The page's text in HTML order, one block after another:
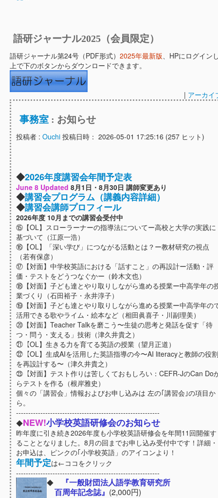
語研ジャーナル2025（会員限定）
語研ジャーナル第24号（PDF形式） 2025年最新版、HPにログイン
上で下のボタンからダウンロードできます。
| アーカイ
事務室 : お知らせ
投稿者 : Ouchi 投稿日時： 2026-05-01 17:25:16 (257 ヒット)
◆2026年度講習会年間予定表
June 8 Updated 8月1日・8月30日 講師変更あり
◆講習会プログラム（講義内容詳細）
◆講習会講師プロフィール
2026年度 10月までの講習会受付中
⑮【OL】スローラーナーの指導法についてー高校と大学の実践に
基づいて（江原一浩）
⑯【OL】「深い学び」につながる活動とは？ー教材研究の視点
（若有保彦）
⑰【対面】中学校英語における「話すこと」の再設計ー活動・評
価・テストをどうつなぐかー（鈴木文也）
⑱【対面】子ども達とやり取りしながら進める授業ー中高学年の
業づくり（石田裕子・永井淳子）
⑲【対面】子ども達とやり取りしながら進める授業ー中高学年の
活用できる歌やライム・絵本など（相田眞喜子・川副理美）
⑳【対面】Teacher Talkを磨こう〜生徒の思考と発話を促す「待
つ・問う・支える」技術（津久井貴之）
㉑【OL】生きる力を育てる英語の授業（望月正道）
㉒【OL】生成AIを活用した英語指導の今〜AI literacyと教師の役割
を再設計する〜（津久井貴之）
㉓【対面】テスト作りは苦しくておもしろい：CEFR-JのCan Do
らテストを作る（根岸雅史）
個々の「講習会」情報およびお申し込みは 左の｢講習会｣の項目か
ら。
-----------------------------------------------------------
◆NEW!小学校英語研修会のお知らせ
昨年度に引き続き2026年度も小学校英語研修会を年間11回開催す
ることとなりました。8月の回までお申し込み受付中です！詳細・
お申込は、ピンクの｢小学校英語」のアイコンより！
年間予定は←ココをクリック
-----------------------------------------------------------
◆ 『一般財団法人語学教育研究所
百周年記念誌』 (2,000円)